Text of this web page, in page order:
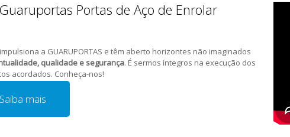
Portas de Aço de Enrolar
a GUARUPORTAS e têm aberto horizontes não imaginados
qualidade e segurança. É sermos íntegros na execução dos
acordados. Conheça-nos!
Saiba mais